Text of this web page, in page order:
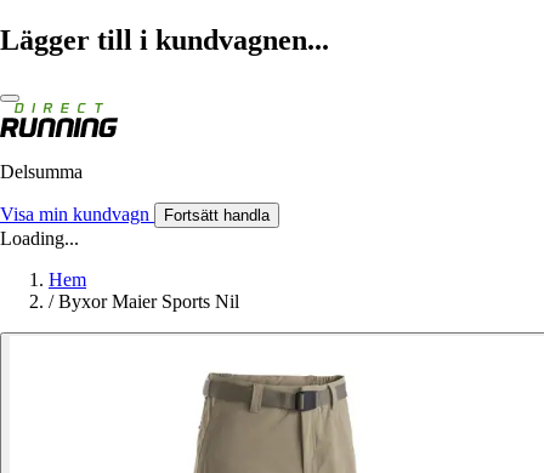
Lägger till i kundvagnen...
Delsumma
Visa min kundvagn Fortsätt handla
Loading...
Hem
/ Byxor Maier Sports Nil